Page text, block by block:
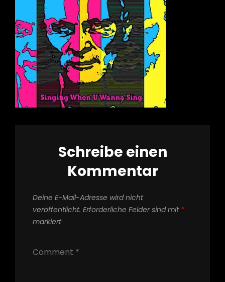
Schreibe einen
Kommentar
Deine E-Mail-Adresse wird nicht
veröffentlicht. Erforderliche Felder sind mit *
markiert